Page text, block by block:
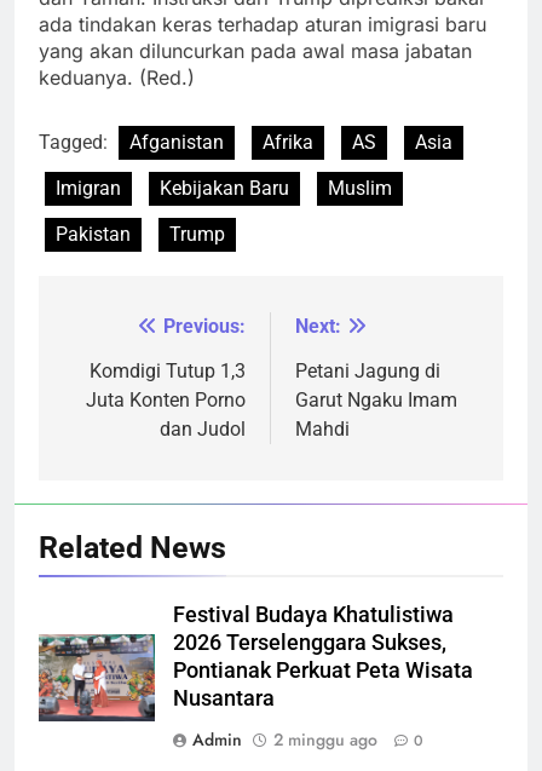
ada tindakan keras terhadap aturan imigrasi baru
yang akan diluncurkan pada awal masa jabatan
keduanya. (Red.)
Tagged: Afganistan Afrika AS
Asia
Imigran
Kebijakan Baru
Muslim
Pakistan
Trump
Navigasi
pos
Previous:
Komdigi Tutup 1,3
Juta Konten Porno
dan Judol
Next:
Petani Jagung di
Garut Ngaku Imam
Mahdi
Related News
Festival Budaya Khatulistiwa
2026 Terselenggara Sukses,
Pontianak Perkuat Peta Wisata
Nusantara
Admin
2 minggu ago 0